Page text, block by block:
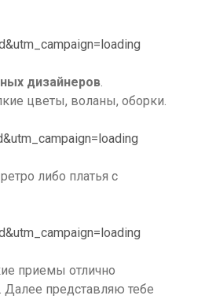
дизайнеров.
цветы, воланы, оборки.
либо платья с
приемы отлично
Далее представляю тебе